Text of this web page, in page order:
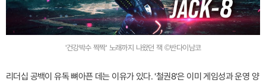
'건강박수 짝짝' 노래까지 나왔던 잭 ©반다이남코
리더십 공백이 유독 뼈아픈 데는 이유가 있다. '철권8'은 이미 게임성과 운영 양